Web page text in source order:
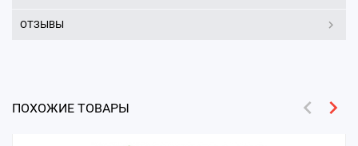
ОТЗЫВЫ
ПОХОЖИЕ ТОВАРЫ